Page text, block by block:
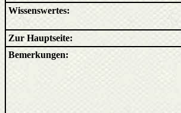
Wissenswertes:
Zur Hauptseite:
Bemerkungen: